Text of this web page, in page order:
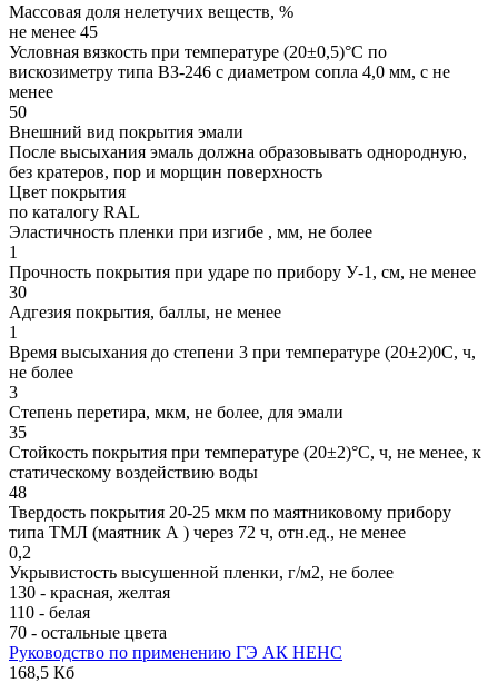
Массовая доля нелетучих веществ, %
не менее 45
Условная вязкость при температуре (20±0,5)°С по
вискозиметру типа ВЗ-246 с диаметром сопла 4,0 мм, с не
менее
50
Внешний вид покрытия эмали
После высыхания эмаль должна образовывать однородную,
без кратеров, пор и морщин поверхность
Цвет покрытия
по каталогу RAL
Эластичность пленки при изгибе , мм, не более
1
Прочность покрытия при ударе по прибору У-1, см, не менее
30
Адгезия покрытия, баллы, не менее
1
Время высыхания до степени 3 при температуре (20±2)0С, ч,
не более
3
Степень перетира, мкм, не более, для эмали
35
Стойкость покрытия при температуре (20±2)°С, ч, не менее, к
статическому воздействию воды
48
Твердость покрытия 20-25 мкм по маятниковому прибору
типа ТМЛ (маятник А ) через 72 ч, отн.ед., не менее
0,2
Укрывистость высушенной пленки, г/м2, не более
130 - красная, желтая
110 - белая
70 - остальные цвета
Руководство по применению ГЭ АК НЕНС
168,5 Кб